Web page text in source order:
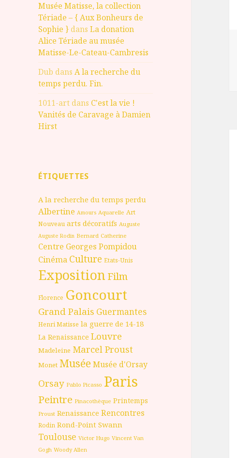
Musée Matisse, la collection
Tériade – { Aux Bonheurs de
Sophie } dansLa donation
Alice Tériade au musée
Matisse-Le-Cateau-Cambresis
Dub dansA la recherche du
temps perdu. Fin.
1011-art dans C'est la vie !
Vanités de Caravage à Damien
Hirst
ÉTIQUETTES
A la recherche du temps perdu
Albertine Amours Aquarelle Art
Nouveau arts décoratifs Auguste
Auguste Rodin Bernard Catherine
Centre Georges Pompidou
Cinéma Culture Etats-Unis
ExpositionFilm
Florence Goncourt
Grand Palais Guermantes
Henri Matisse la guerre de 14-18
La Renaissance Louvre
Madeleine Marcel Proust
Monet Musée Musée d'Orsay
Orsay Pablo Picasso Paris
Peintre Pinacothèque Printemps
Proust Renaissance Rencontres
Rodin Rond-Point Swann
Toulouse Victor Hugo Vincent Van
Gogh Woody Allen